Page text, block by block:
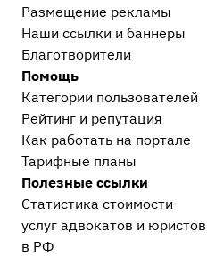
Размещение рекламы
Наши ссылки и баннеры
Благотворители
Помощь
Категории пользователей
Рейтинг и репутация
Как работать на портале
Тарифные планы
Полезные ссылки
Статистика стоимости
услуг адвокатов и юристов
в РФ